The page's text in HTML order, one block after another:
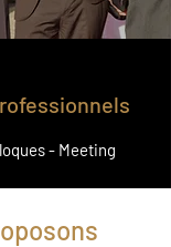
- Meeting